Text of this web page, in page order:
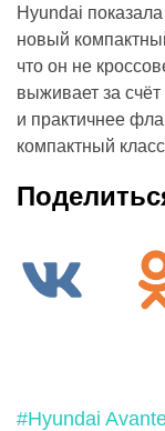
Hyundai
новый
что он не
выживает за
и практичнее
компактный
#Hyundai